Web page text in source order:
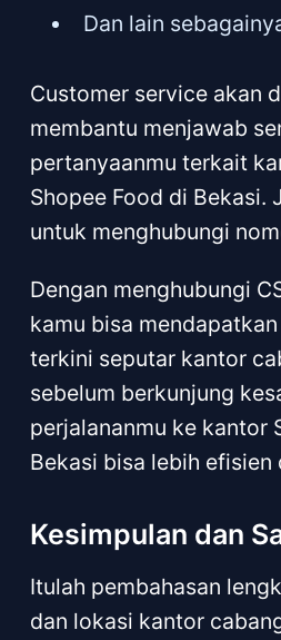
Dan lain
Customer service akan
membantu menjawab
pertanyaanmu terkait
Shopee Food di Bekasi.
untuk menghubungi
Dengan menghubungi
kamu bisa
terkini seputar kantor
sebelum berkunjung
perjalananmu ke kantor
Bekasi bisa lebih efisien
Kesimpulan dan
Itulah pembahasan
dan lokasi kantor